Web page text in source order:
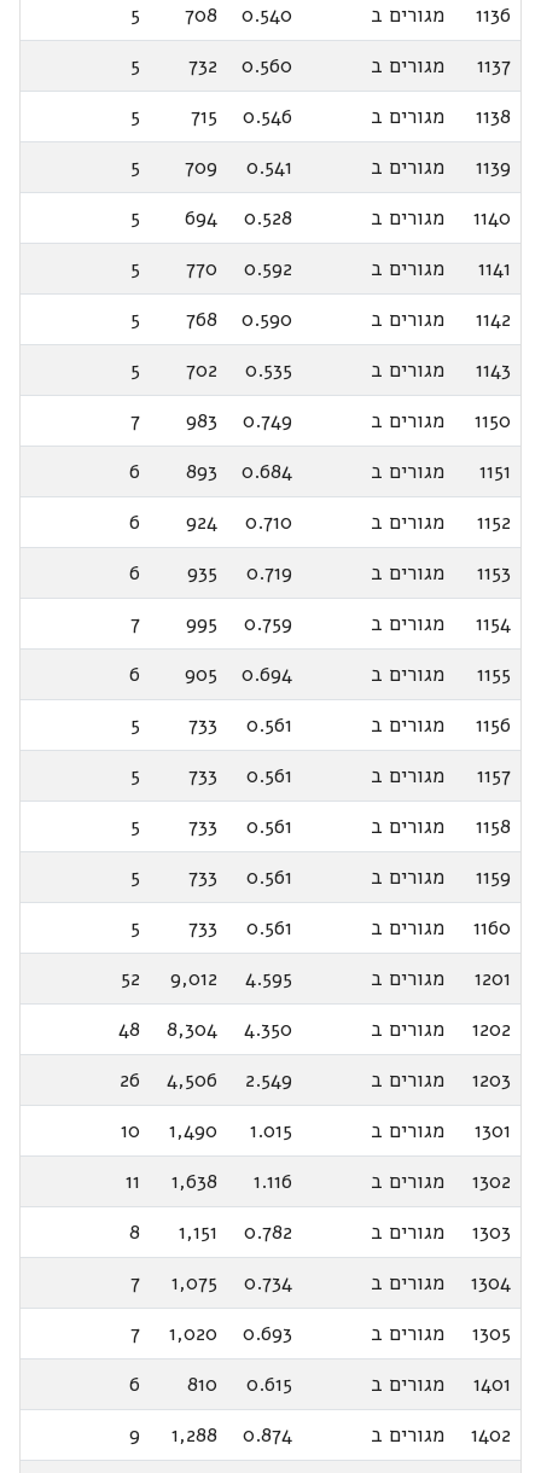
1136
מגורים ב 0.540
708
5
1137
מגורים ב 0.560
732
5
1138
מגורים ב 0.546
715
5
1139
מגורים ב 0.541
709
5
1140
מגורים ב 0.528
694
5
1141
מגורים ב 0.592
770
5
1142
מגורים ב 0.590
768
5
1143
מגורים ב 0.535
702
5
1150
מגורים ב 0.749
983
7
1151
מגורים ב 0.684
893
6
1152
מגורים ב 0.710
924
6
1153
מגורים ב 0.719
935
6
1154
מגורים ב 0.759
995
7
1155
מגורים ב 0.694
905
6
1156
מגורים ב 0.561
733
5
1157
מגורים ב 0.561
733
5
1158
מגורים ב 0.561
733
5
1159
מגורים ב 0.561
733
5
1160
מגורים ב 0.561
733
5
1201
מגורים ב 4.595
9,012
52
1202
מגורים ב 4.350
8,304
48
1203
מגורים ב 2.549
4,506
26
1301
מגורים ב 1.015
1,490
10
1302
מגורים ב 1.116
1,638
11
1303
מגורים ב 0.782
1,151
8
1304
מגורים ב 0.734
1,075
7
1305
מגורים ב 0.693
1,020
7
1401
מגורים ב 0.615
810
6
1402
מגורים ב 0.874
1,288
9